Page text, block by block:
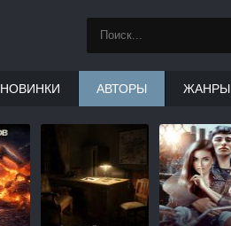
НОВИНКИ АВТОРЫ ЖАНРЫ